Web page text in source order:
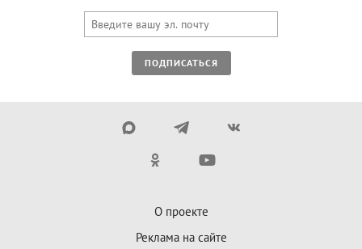
ПОДПИСАТЬСЯ
О проекте
Реклама на сайте